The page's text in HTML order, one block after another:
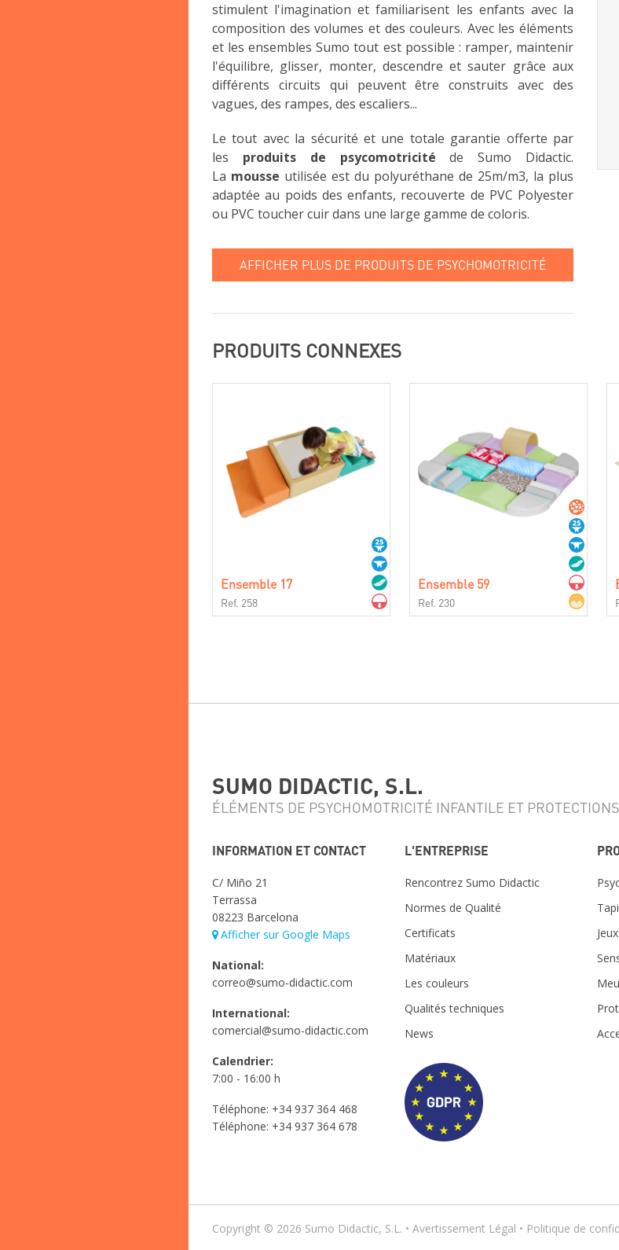
stimulent l'imagination et familiarisent les enfants avec la
composition des volumes et des couleurs. Avec les éléments
et les ensembles Sumo tout est possible : ramper, maintenir
l'équilibre, glisser, monter, descendre et sauter grâce aux
différents circuits qui peuvent être construits avec des
vagues, des rampes, des escaliers...
Le tout avec la sécurité et une totale garantie offerte par
les produits de psycomotricité de Sumo Didactic.
La mousse utilisée est du polyuréthane de 25m/m3, la plus
adaptée au poids des enfants, recouverte de PVC Polyester
ou PVC toucher cuir dans une large gamme de coloris.
AFFICHER PLUS DE PRODUITS DE PSYCHOMOTRICITÉ
PRODUITS CONNEXES
Ensemble 17
Ref. 258
Ensemble 59
Ref. 230
SUMO DIDACTIC, S.L.
ÉLÉMENTS DE PSYCHOMOTRICITÉ INFANTILE ET
INFORMATION ET CONTACT
C/ Miño 21
Terrassa
08223 Barcelona
Afficher sur Google Maps
National:
correo@sumo-didactic.com
International:
comercial@sumo-didactic.com
Calendrier:
7:00 - 16:00 h
Téléphone: +34 937 364 468
Téléphone: +34 937 364 678
L'ENTREPRISE
Rencontrez Sumo Didactic
Normes de Qualité
Certificats
Matériaux
Les couleurs
Qualités techniques
News
Jeux
Copyright © 2026 Sumo Didactic, S.L. • Avertissement Légal • Politique de